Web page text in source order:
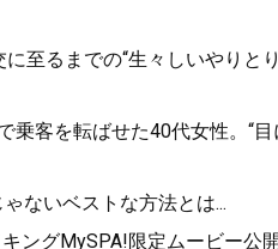
至るまでの“生々しいやりと
客を転ばせた40代女性。“目
ないベストな方法とは...
グMySPA!限定ムービー公